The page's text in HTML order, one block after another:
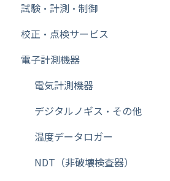
台はかり
その他【比重測定キット】
Bluetooth
その他【天秤（天びん）・台は
その他【特定計量器】
その他【校正用分銅】
その他【除電器（イオナイザー
ロードセル
ウェイトチェッカ
金属検出機
試験・計測・制御
FFT ファイル変換
FFT WCAPROオフライン
FFT cWCA（AD3651）オンライ
FFT 信号発生器設定
FFT 表示
FFT フロントエンド（ハード
校正・点検サービス
電子計測機器
電気計測機器
デジタルノギス・その他
温度データロガー
NDT（非破壊検査器）